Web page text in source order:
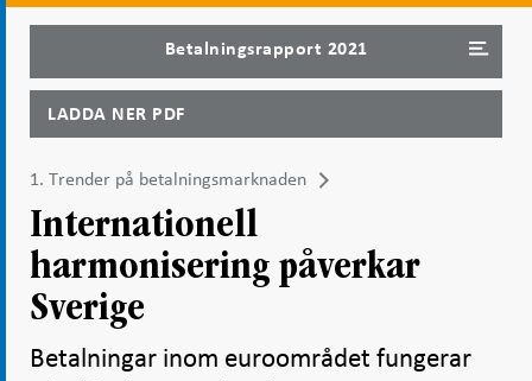
Betalningsrapport 2021
LADDA NER PDF
1. Trender på betalningsmarknaden
Internationell
harmonisering påverkar
Sverige
Betalningar inom euroområdet fungerar